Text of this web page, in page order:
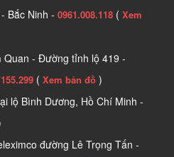
Bắc Ninh - 0961.008.118 ( Xem
Quan - Đường tỉnh lộ 419 -
( Xem bản đồ )
lộ Bình Dương, Hồ Chí Minh -
đường Lê Trọng Tấn -